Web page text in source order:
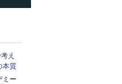
え
本質
ミー